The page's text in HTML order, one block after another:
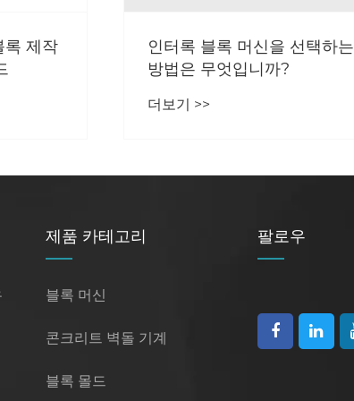
록 제작
인터록 블록 머신을 선택하는
방법은 무엇입니까?
더보기 >>
제품 카테고리
블록 머신
콘크리트 벽돌 기계
블록 몰드
팔로우